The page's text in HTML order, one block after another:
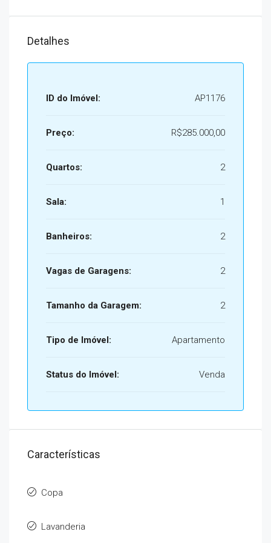
Detalhes
ID do Imóvel: AP1176
Preço: R$285.000,00
Quartos: 2
Sala: 1
Banheiros: 2
Vagas de Garagens: 2
Tamanho da Garagem: 2
Tipo de Imóvel: Apartamento
Status do Imóvel: Venda
Características
Copa
Lavanderia